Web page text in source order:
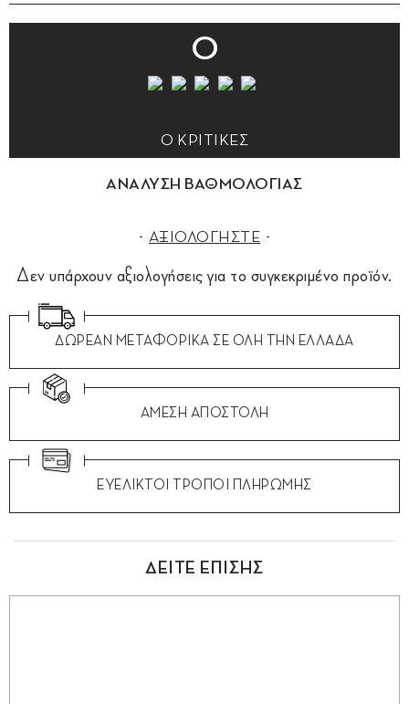
0
0 ΚΡΙΤΙΚΕΣ
ΑΝΑΛΥΣΗ ΒΑΘΜΟΛΟΓΙΑΣ
ΑΞΙΟΛΟΓΗΣΤΕ
Δεν υπάρχουν αξιολογήσεις για το συγκεκριμένο προϊόν.
ΔΩΡΕΑΝ ΜΕΤΑΦΟΡΙΚΑ ΣΕ ΟΛΗ ΤΗΝ ΕΛΛΑΔΑ
ΑΜΕΣΗ ΑΠΟΣΤΟΛΗ
ΕΥΕΛΙΚΤΟΙ ΤΡΟΠΟΙ ΠΛΗΡΩΜΗΣ
ΔΕΙΤΕ ΕΠΙΣΗΣ